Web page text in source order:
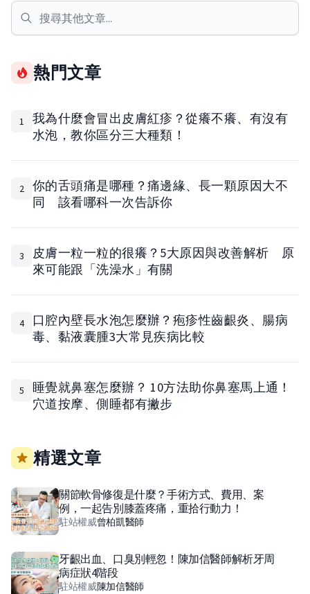
熱門文章
1
我為什麼會冒出皮膚紅疹？從癢不癢、有沒有
水泡，教你區分三大種類！
2
你的舌頭痛是哪種？痛邊緣、長一顆原因大不
同 該看哪科一次告訴你
3
皮膚一粒一粒的很癢？5大原因與改善解析 原
來可能跟「洗澡水」有關
4
口腔內壁長水泡怎麼辦？疱疹性齒齦炎、腸病
毒、黏液囊腫3大常見疾病比較
5
睡覺就鼻塞怎麼辦？ 10方法助你鼻塞馬上通！
穴道按摩、側睡都有撇步
精選文章
關節軟骨修復是什麼？手術方式、費用、案
例，一起告別膝蓋疼痛，重拾行動力！
駐站權威曾柏凱醫師
牙齦出血、口臭別輕忽！陳加信醫師解析牙周
病症狀4階段
駐站權威陳加信醫師